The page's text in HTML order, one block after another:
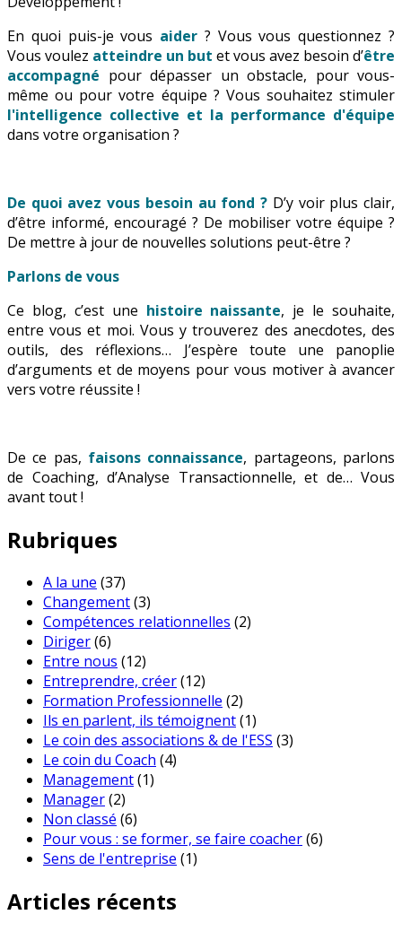
En quoi puis-je vous aider ? Vous vous questionnez ?
Vous voulez atteindre un but et vous avez besoin d’être
accompagné pour dépasser un obstacle, pour vous-
même ou pour votre équipe ? Vous souhaitez stimuler
l'intelligence collective et la performance d'équipe
dans votre organisation ?
De quoi avez vous besoin au fond ? D’y voir plus clair,
d’être informé, encouragé ? De mobiliser votre équipe ?
De mettre à jour de nouvelles solutions peut-être ?
Parlons de vous
Ce blog, c’est une histoire naissante, je le souhaite,
entre vous et moi. Vous y trouverez des anecdotes, des
outils, des réflexions… J’espère toute une panoplie
d’arguments et de moyens pour vous motiver à avancer
vers votre réussite !
De ce pas, faisons connaissance, partageons, parlons
de Coaching, d’Analyse Transactionnelle, et de… Vous
avant tout !
Rubriques
A la une (37)
Changement(3)
Compétences relationnelles (2)
Diriger(6)
Entre nous (12)
Entreprendre, créer(12)
Formation Professionnelle (2)
Ils en parlent, ils témoignent(1)
Le coin des associations & de l'ESS (3)
Le coin du Coach (4)
Management(1)
Manager(2)
Non classé (6)
Pour vous : se former, se faire coacher(6)
Sens de l'entreprise (1)
Articles récents